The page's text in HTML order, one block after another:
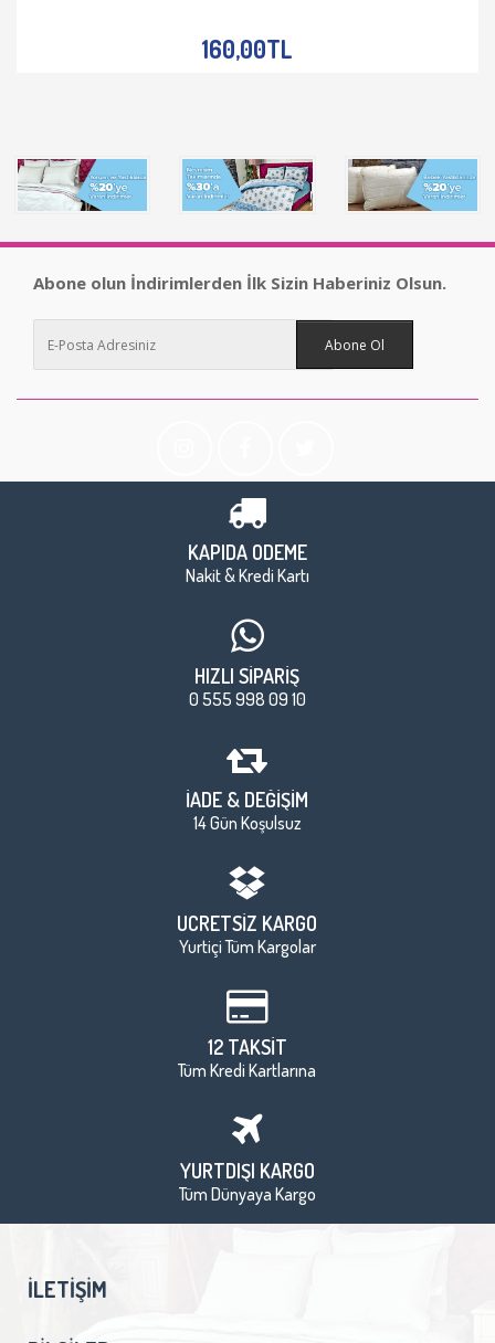
160,00TL
Abone olun İndirimlerden İlk Sizin Haberiniz Olsun.
Abone Ol
KAPIDA ÖDEME
Nakit & Kredi Kartı
HIZLI SİPARİŞ
0 555 998 09 10
İADE & DEĞİŞİM
14 Gün Koşulsuz
ÜCRETSİZ KARGO
Yurtiçi Tüm Kargolar
12 TAKSİT
Tüm Kredi Kartlarına
YURTDIŞI KARGO
Tüm Dünyaya Kargo
İLETIŞIM